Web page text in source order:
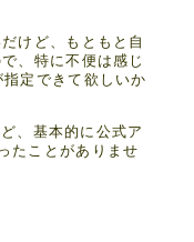
けど、もともと自
、特に不便は感じ
定できて欲しいか
、基本的に公式ア
たことがありませ